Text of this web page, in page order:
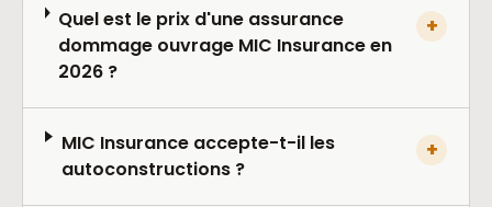
Quel est le prix d'une assurance
dommage ouvrage MIC Insurance en
2026 ?
+
MIC Insurance accepte-t-il les
autoconstructions ?
+